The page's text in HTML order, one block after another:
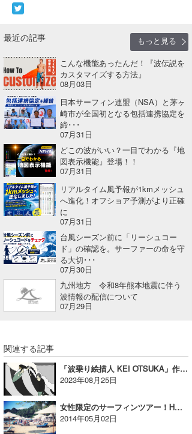
最近の記事
もっと見る
こんな機能あったんだ！『波伝説を
カスタマイズする方法』
08月03日
日本サーフィン連盟（NSA）と茅ヶ
崎市が全国初となる包括連携協定を
締･･･
07月31日
どこの波がいい？一目でわかる『地
図表示機能』登場！！
07月31日
リアルタイム風予報が1kmメッシュ
へ進化！オフショア予測がより正確
に
07月31日
台風シーズン前に「リーシュコー
ド」の確認を。サーファーの命を守
る大切･･･
07月30日
九州地方 令和8年熊本地震に伴う
波情報の配信について
07月29日
関連する記事
「波乗り絵描人 KEI OTSUKA」作品展が千葉・宮崎で開催！【AD】
2023年08月25日
女性限定のサーフィンツアー！HONEY presents Surfing ＆ Yoga Tour
2014年05月02日
OYZ
S.K
Soulman
VAGY
waka☆=
YUKI☆
たっちー
ハンマー
まっきー
三輪予報士
小川予報士
上田純子
唐澤予報士
SancheZ
ゴン
米山予報士